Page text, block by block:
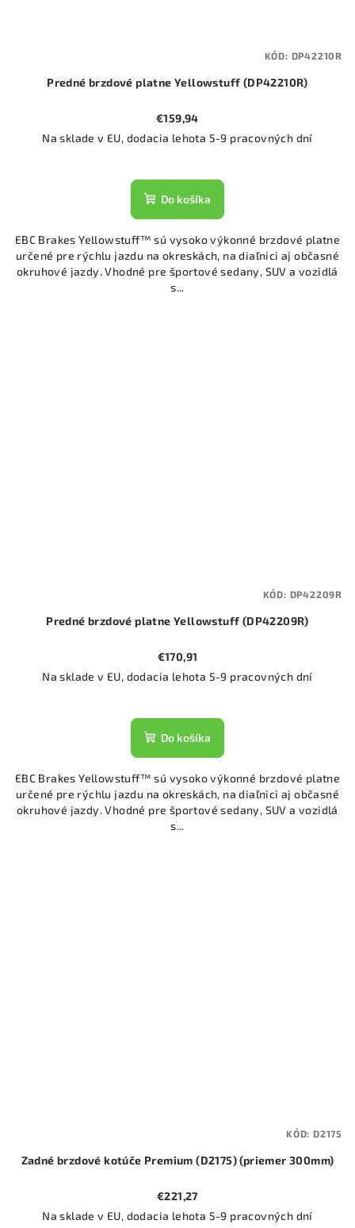
Predné brzdové platne Yellowstuff (DP42210R)
€159,94
Na sklade v EU, dodacia lehota 5-9 pracovných dní
Do košíka
EBC Brakes Yellowstuff™ sú vysoko výkonné brzdové platne
určené pre rýchlu jazdu na okreskách, na diaľnici aj občasné
okruhové jazdy. Vhodné pre športové sedany, SUV a vozidlá
s...
KÓD: DP42210R
Predné brzdové platne Yellowstuff (DP42209R)
€170,91
Na sklade v EU, dodacia lehota 5-9 pracovných dní
Do košíka
EBC Brakes Yellowstuff™ sú vysoko výkonné brzdové platne
určené pre rýchlu jazdu na okreskách, na diaľnici aj občasné
okruhové jazdy. Vhodné pre športové sedany, SUV a vozidlá
s...
KÓD: DP42209R
Zadné brzdové kotúče Premium (D2175) (priemer 300mm)
€221,27
Na sklade v EU, dodacia lehota 5-9 pracovných dní
KÓD: D2175